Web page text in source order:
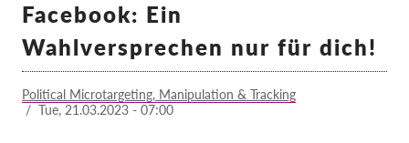
Exercise your rights!
Facebook: Ein
Wahlversprechen nur für dich!
Political Microtargeting, Manipulation & Tracking
/ Tue, 21.03.2023 - 07:00